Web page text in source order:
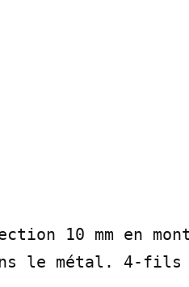
10 mm en
le métal. 4-fils